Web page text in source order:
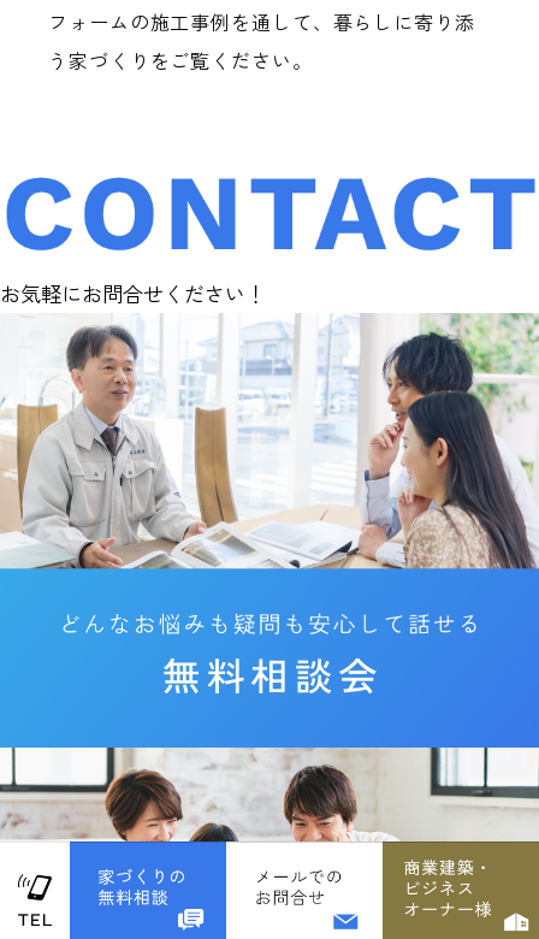
フォームの施工事例を通して、暮らしに寄り添
う家づくりをご覧ください。
お気軽にお問合せください！